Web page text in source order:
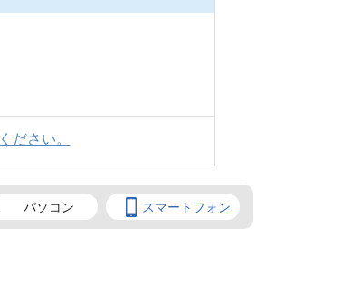
ださい。
パソコン スマートフォン